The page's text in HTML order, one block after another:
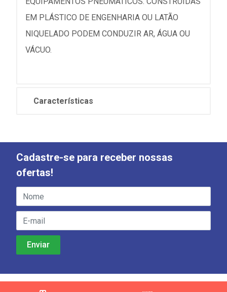
EM PLÁSTICO DE ENGENHARIA OU LATÃO
NIQUELADO PODEM CONDUZIR AR, ÁGUA OU
VÁCUO.
Características
Cadastre-se para receber nossas
ofertas!